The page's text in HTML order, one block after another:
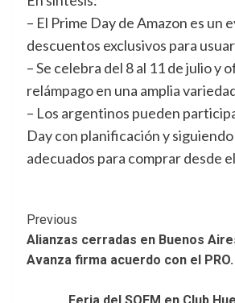
– El Prime Day de Amazon es un
descuentos exclusivos para
– Se celebra del 8 al 11 de julio y
relámpago en una amplia
– Los argentinos pueden
Day con planificación y siguiendo
adecuados para comprar desde
Post
Navigation
Previous
Alianzas cerradas en Buenos
Avanza firma acuerdo con el PRO.